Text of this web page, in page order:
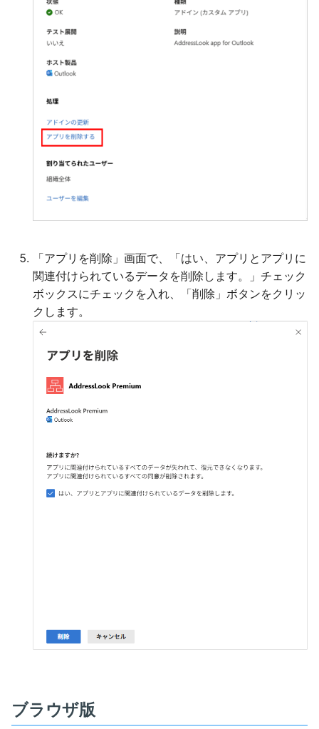
「アプリを削除」画面で、「はい、アプリとアプリに
関連付けられているデータを削除します。」チェック
ボックスにチェックを入れ、「削除」ボタンをクリッ
クします。
ブラウザ版